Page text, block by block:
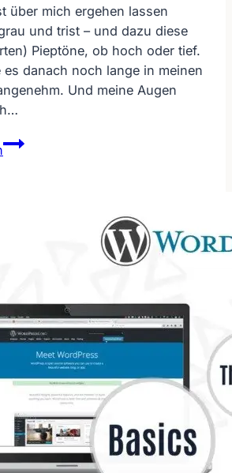
über mich ergehen lassen
und trist – und dazu diese
Pieptöne, ob hoch oder tief.
es danach noch lange in meinen
Und meine Augen
Langweilige
Hörtests